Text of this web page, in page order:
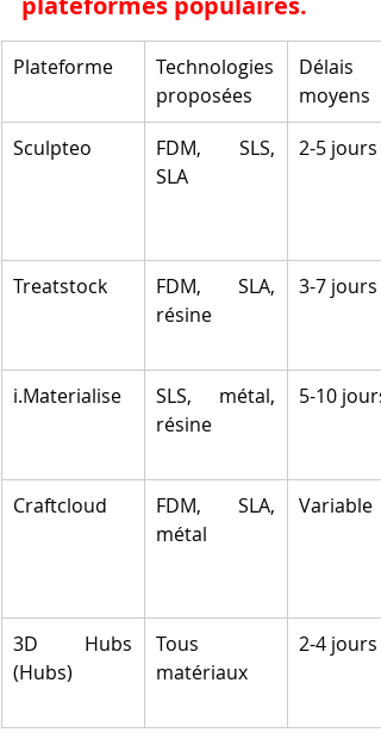
Plateforme
Technologies
proposées
Délais
moyens
Sculpteo
FDM, SLS,
SLA
2-5 jours
Treatstock
FDM, SLA,
résine
3-7 jours
i.Materialise
SLS, métal,
résine
5-10 jours
Craftcloud
FDM, SLA,
métal
Variable
3D Hubs
(Hubs)
Tous
matériaux
2-4 jours